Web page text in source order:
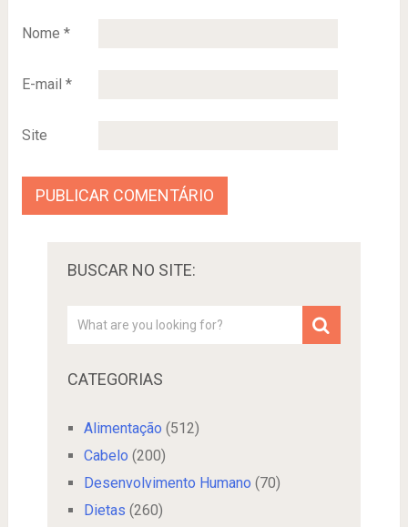
Nome *
E-mail *
Site
BUSCAR NO SITE:
CATEGORIAS
Alimentação (512)
Cabelo (200)
Desenvolvimento Humano (70)
Dietas (260)